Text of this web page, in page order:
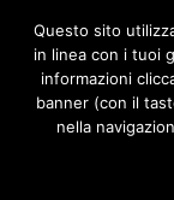
Questo sito
in linea con i tuoi
informazioni
banner (con il
nella